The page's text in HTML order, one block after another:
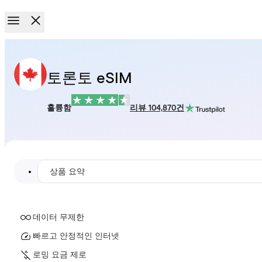
토론토 eSIM
훌륭함 리뷰 104,870건
상품 요약
데이터 무제한
빠르고 안정적인 인터넷
로밍 요금 제로